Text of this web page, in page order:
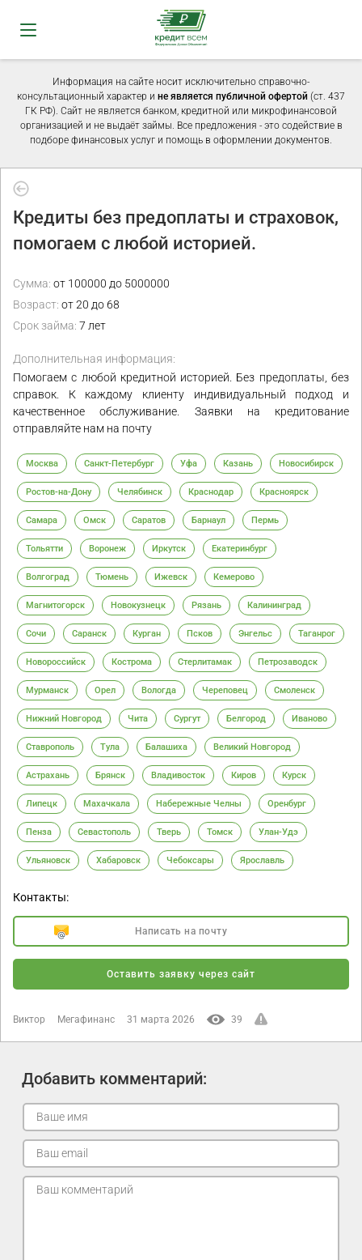
Информация на сайте носит исключительно справочно-
консультационный характер и не является публичной офертой (ст. 437
ГК РФ). Сайт не является банком, кредитной или микрофинансовой
организацией и не выдаёт займы. Все предложения - это содействие в
подборе финансовых услуг и помощь в оформлении документов.
Кредиты без предоплаты и страховок,
помогаем с любой историей.
Сумма: от 100000 до 5000000
Возраст: от 20 до 68
Срок займа: 7 лет
Дополнительная информация:
Помогаем с любой кредитной историей. Без предоплаты, без
справок. К каждому клиенту индивидуальный подход и
качественное обслуживание. Заявки на кредитование
отправляйте нам на почту
Москва Санкт-Петербург Уфа Казань Новосибирск
Ростов-на-Дону Челябинск Краснодар Красноярск
Самара Омск Саратов Барнаул Пермь
Тольятти Воронеж Иркутск Екатеринбург
Волгоград Тюмень Ижевск Кемерово
Магнитогорск Новокузнецк Рязань Калининград
Сочи Саранск Курган Псков Энгельс Таганрог
Новороссийск Кострома Стерлитамак Петрозаводск
Мурманск Орел Вологда Череповец Смоленск
Нижний Новгород Чита Сургут Белгород Иваново
Ставрополь Тула Балашиха Великий Новгород
Астрахань Брянск Владивосток Киров Курск
Липецк Махачкала Набережные Челны Оренбург
Пенза Севастополь Тверь Томск Улан-Удэ
Ульяновск Хабаровск Чебоксары Ярославль
Контакты:
Написать на почту
Оставить заявку через сайт
Виктор Мегафинанс 31 марта 2026 39
Добавить комментарий: